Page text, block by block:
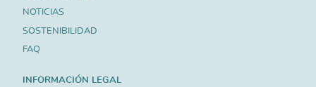
NOTICIAS
SOSTENIBILIDAD
FAQ
INFORMACIÓN LEGAL